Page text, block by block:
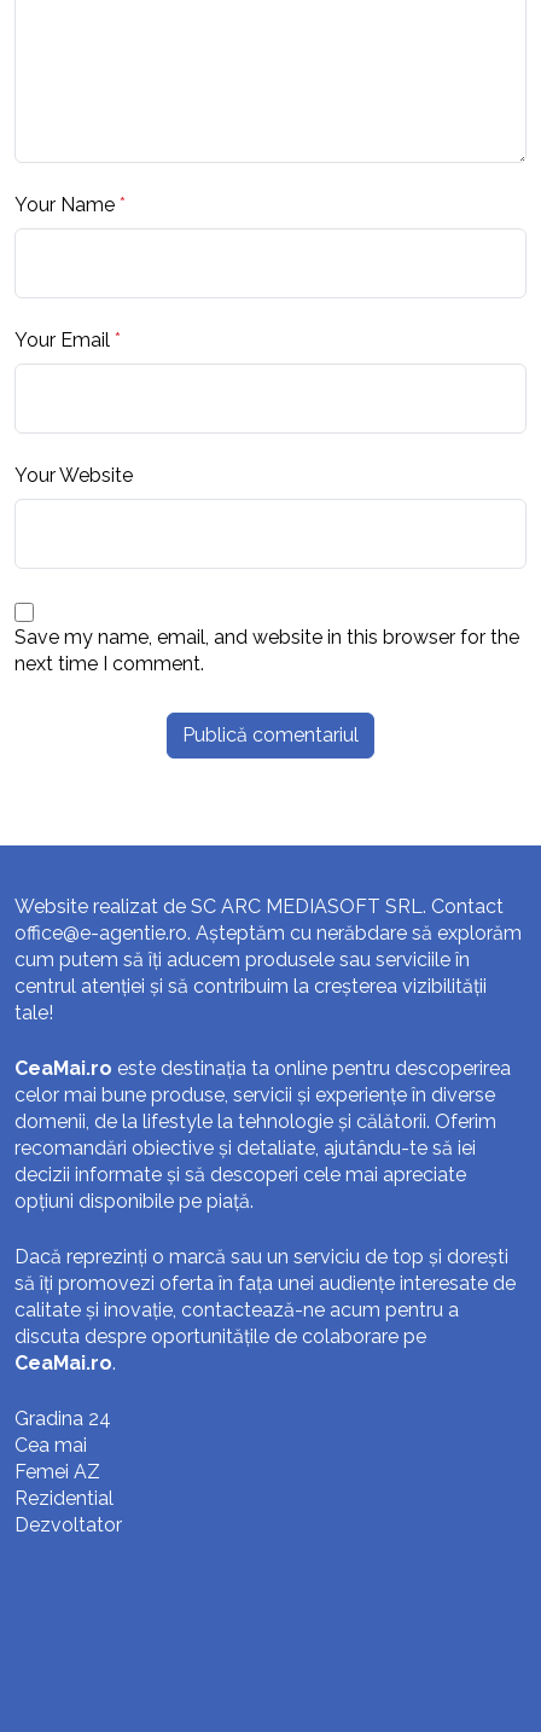
Your Name *
Your Email *
Your Website
Save my name, email, and website in this browser for the
next time I comment.
Website realizat de SC ARC MEDIASOFT SRL. Contact
office@e-agentie.ro. Așteptăm cu nerăbdare să explorăm
cum putem să îți aducem produsele sau serviciile în
centrul atenției și să contribuim la creșterea vizibilității
tale!
CeaMai.ro este destinația ta online pentru descoperirea
celor mai bune produse, servicii și experiențe în diverse
domenii, de la lifestyle la tehnologie și călătorii. Oferim
recomandări obiective și detaliate, ajutându-te să iei
decizii informate și să descoperi cele mai apreciate
opțiuni disponibile pe piață.
Dacă reprezinți o marcă sau un serviciu de top și dorești
să îți promovezi oferta în fața unei audiențe interesate de
calitate și inovație, contactează-ne acum pentru a
discuta despre oportunitățile de colaborare pe
CeaMai.ro.
Gradina 24
Cea mai
Femei AZ
Rezidential
Dezvoltator